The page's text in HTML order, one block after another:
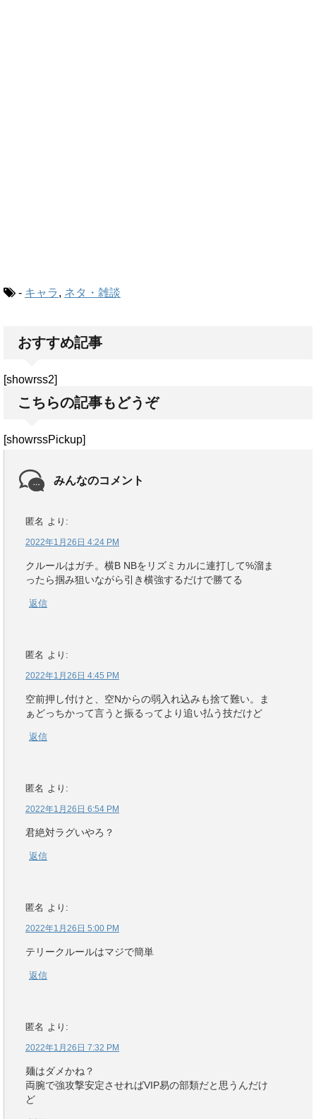
- キャラ, ネタ・雑談
おすすめ記事
[showrss2]
こちらの記事もどうぞ
[showrssPickup]
みんなのコメント
匿名 より:
2022年1月26日 4:24 PM
クルールはガチ。横B NBをリズミカルに連打して%溜ま
ったら掴み狙いながら引き横強するだけで勝てる
返信
匿名 より:
2022年1月26日 4:45 PM
空前押し付けと、空Nからの弱入れ込みも捨て難い。ま
ぁどっちかって言うと振るってより追い払う技だけど
返信
匿名 より:
2022年1月26日 6:54 PM
君絶対ラグいやろ？
返信
匿名 より:
2022年1月26日 5:00 PM
テリークルールはマジで簡単
返信
匿名 より:
2022年1月26日 7:32 PM
麺はダメかね？
両腕で強攻撃安定させればVIP易の部類だと思うんだけ
ど